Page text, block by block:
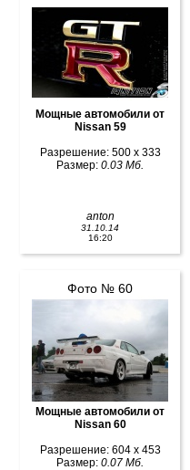
Мощные автомобили от
Nissan 59
Разрешение: 500 x 333
Размер: 0.03 Мб.
anton
31.10.14
16:20
Фото № 60
Мощные автомобили от
Nissan 60
Разрешение: 604 x 453
Размер: 0.07 Мб.